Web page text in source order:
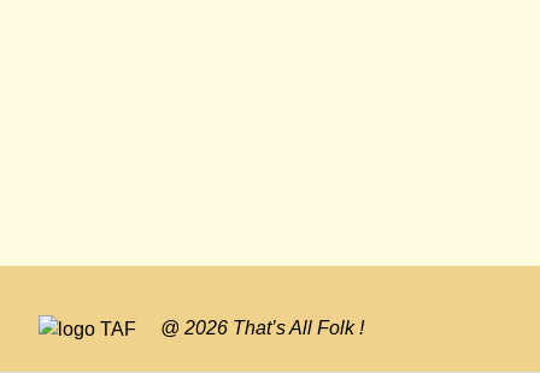
@ 2026 That’s All Folk !